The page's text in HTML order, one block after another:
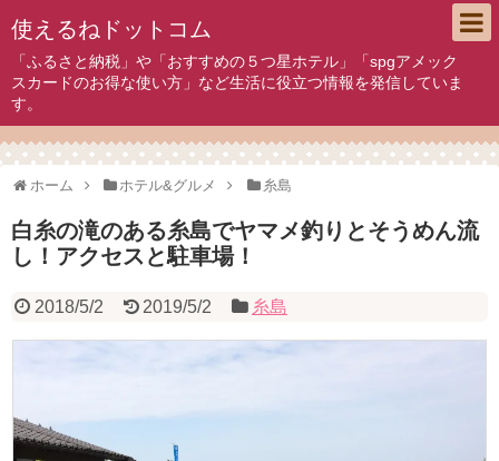
使えるねドットコム
「ふるさと納税」や「おすすめの５つ星ホテル」「spgアメック
スカードのお得な使い方」など生活に役立つ情報を発信していま
す。
ホーム ホテル&グルメ 糸島
白糸の滝のある糸島でヤマメ釣りとそうめん流
し！アクセスと駐車場！
2018/5/2 2019/5/2 糸島